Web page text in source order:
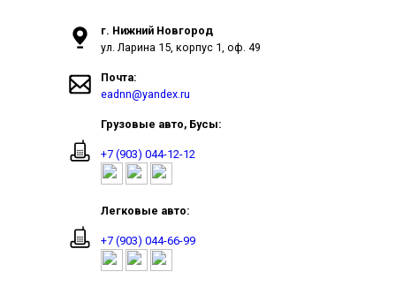
г. Нижний Новгород
ул. Ларина 15, корпус 1, оф. 49
Почта:
eadnn@yandex.ru
Грузовые авто, Бусы:
+7 (903) 044-12-12
Легковые авто:
+7 (903) 044-66-99